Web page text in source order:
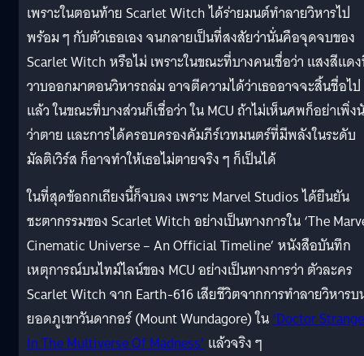
เพราะในตอนท้าย Scarlet Witch ได้ร่ายมนต์ทำลายวิหารไป
พร้อม ๆ กับตัวเธอเอง จนกลายเป็นที่สงสัยว่านั่นคือจุดจบของ
Scarlet Witch หรือไม่ เพราะในขณะที่บางคนเชื่อว่า แสงสีแด
วาบออกมาตอนวิหารถล่ม อาจตีความได้ว่าเธออาจจะสิ้นชื่อไป
แล้ว ในขณะที่บางส่วนก็เชื่อว่า ใน MCU ถ้าไม่เห็นศพก็อย่าเพิ่ง
ว่าตาย และการได้ครอบครองคัมภีร์เวทมนตร์ที่มีพลังในระดับ
มัลติเวิร์ส ก็อาจทำให้เธอไม่ตายจริง ๆ ก็เป็นได้
ในที่สุดข้อถกเถียงนี้ก็จบลง เพราะ Marvel Studios ได้ยืนยัน
ชะตากรรมของ Scarlet Witch อย่างเป็นทางการใน ‘The
Cinematic Universe – An Official Timeline’ หนังสือบันทึก
เหตุการณ์บนไทม์ไลน์ของ MCU อย่างเป็นทางการว่า ตัวละคร
Scarlet Witch จาก Earth-616 เสียชีวิตจากการทำลายวิหารบ
ยอดภูเขาวันดากอร์ (Mount Wundagore) ใน‘Doctor Strange
In The Multiverse Of Madness’แล้วจริง ๆ